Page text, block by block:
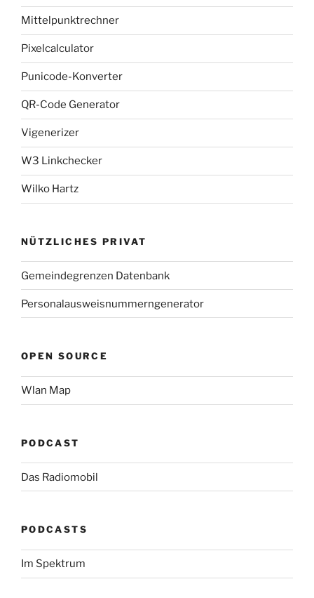
Mittelpunktrechner
Pixelcalculator
Punicode-Konverter
QR-Code Generator
Vigenerizer
W3 Linkchecker
Wilko Hartz
NÜTZLICHES PRIVAT
Gemeindegrenzen Datenbank
Personalausweisnummerngenerator
OPEN SOURCE
Wlan Map
PODCAST
Das Radiomobil
PODCASTS
Im Spektrum